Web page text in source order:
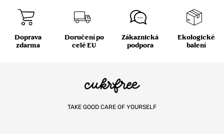
Doprava
zdarma
Doručení po
celé EU
Zákaznická
podpora
Ekologické
balení
TAKE GOOD CARE OF YOURSELF